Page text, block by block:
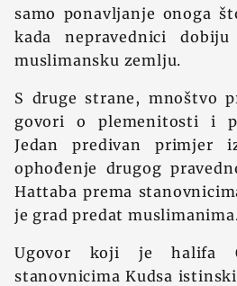
samo ponavljanje onoga
kada nepravednici
muslimansku zemlju.
S druge strane, mnoštvo
govori o plemenitosti i
Jedan predivan primjer
ophođenje drugog
Hattaba prema
je grad predat muslimanima.
Ugovor koji je halifa
stanovnicima Kudsa